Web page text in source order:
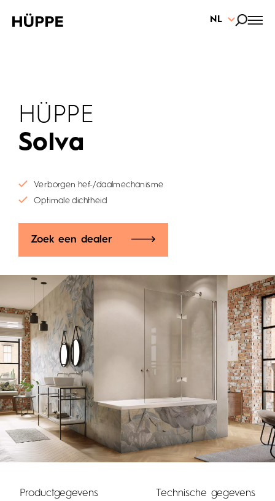
NL
HÜPPE
Solva
Verborgen hef-/daalmechanisme
Optimale dichtheid
Zoek een dealer
Productgegevens Technische gegevens